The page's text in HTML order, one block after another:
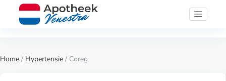
Home / Hypertensie / Coreg